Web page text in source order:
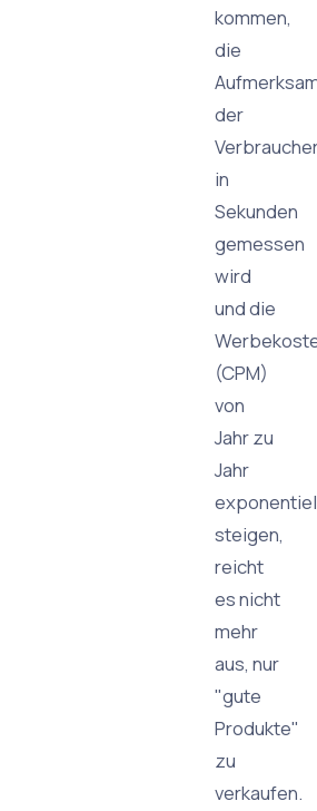
kommen,
die
der
in
Sekunden
gemessen
wird
und die
(CPM)
von
Jahr zu
Jahr
steigen,
reicht
es nicht
mehr
aus, nur
"gute
Produkte"
zu
verkaufen.